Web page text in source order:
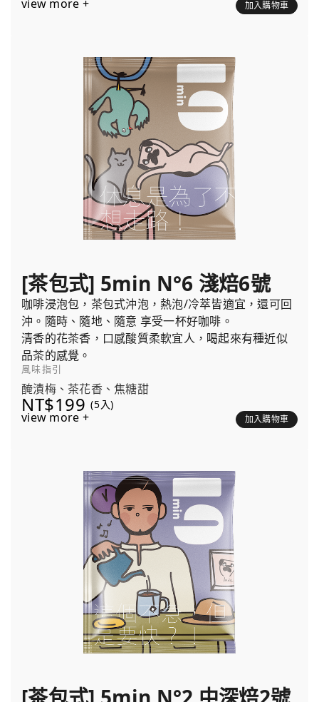
view more + 加入購物車
[茶包式] 5min N°6 淺焙6號
咖啡浸泡包，茶包式沖泡，熱泡/冷萃皆適宜，還可回
沖。隨時、隨地、隨意 享受一杯好咖啡。
清香的花茶香，口感酸質柔軟宜人，喝起來有種近似
品茶的感覺。
風味指引
醃漬梅、茶花香、焦糖甜
NT$199 (5入)
view more + 加入購物車